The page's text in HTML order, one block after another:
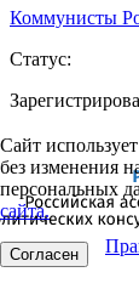
Коммунисты
Статус:
Сайт
без изменения
персональных
сайта.
Согласен